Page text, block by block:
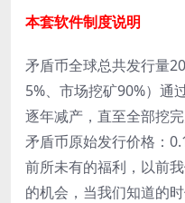
本套软件制度说明
矛盾币全球总共发行量
5%、市场挖矿90%）通
逐年减产，直至全部挖完
矛盾币原始发行价格：
前所未有的福利，以前
的机会，当我们知道的